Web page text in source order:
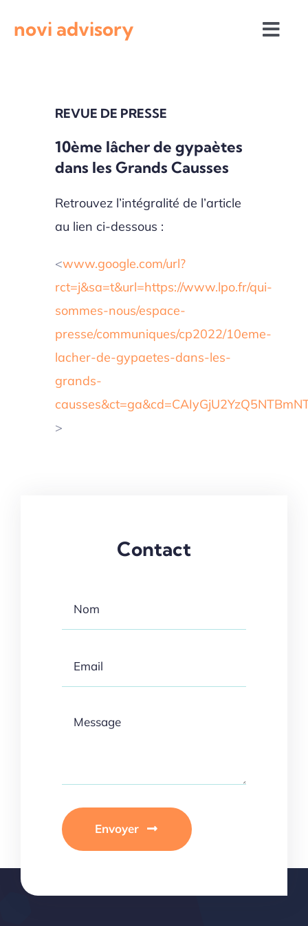
novi advisory
Actualités institutionnelles
Appels à projets
REVUE DE PRESSE
10ème lâcher de gypaètes
dans les Grands Causses
Retrouvez l’intégralité de l’article
au lien ci-dessous :
<www.google.com/url?
rct=j&sa=t&url=https://www.lpo.fr/qui-
sommes-nous/espace-
presse/communiques/cp2022/10eme-
lacher-de-gypaetes-dans-les-
grands-
>
Contact
Envoyer